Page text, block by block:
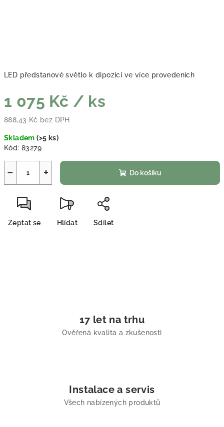
LED předstanové světlo k dipozici ve více provedeních
1 075 Kč / ks
888,43 Kč bez DPH
Skladem(>5 ks)
Kód: 83279
+
− Do košíku
Zeptat se Hlídat Sdílet
17 let na trhu
Ověřená kvalita a zkušenosti
Instalace a servis
Všech nabízených produktů